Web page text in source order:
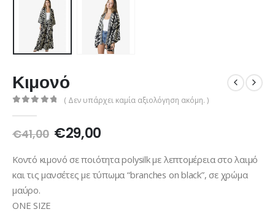
Κιμονό
( Δεν υπάρχει καμία αξιολόγηση ακόμη. )
€41,00 Original
was:
€41,00.
€29,00Η
τιμή
είναι:
€29,00.
Κοντό κιμονό σε ποιότητα polysilk με λεπτομέρεια στο λαιμό
και τις μανσέτες με τύπωμα “branches on black”, σε χρώμα
μαύρο.
ONE SIZE